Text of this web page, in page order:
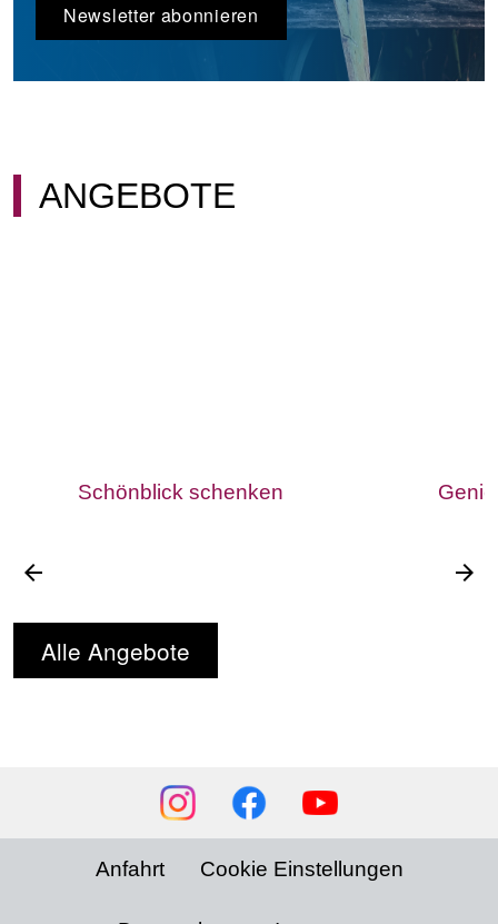
Newsletter abonnieren
ANGEBOTE
Schönblick schenken
arrow_back arrow_forward
Alle Angebote
Anfahrt Cookie Einstellungen